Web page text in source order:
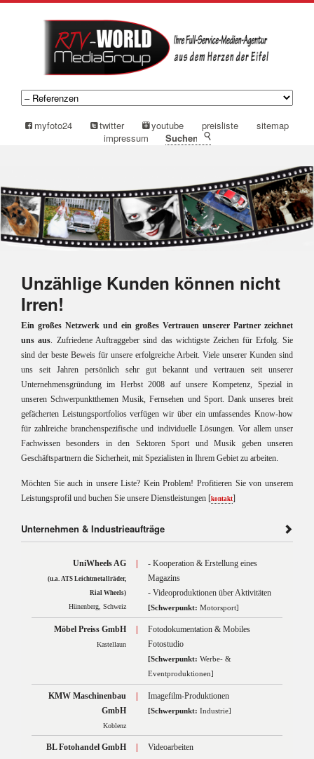
myfoto24 twitter youtube preisliste
sitemap
impressum
Unzählige Kunden können nicht
Irren!
Ein großes Netzwerk und ein großes Vertrauen unserer Partner zeichnet
uns aus
Zufriedene Auftraggeber sind das wichtigste Zeichen für Erfolg. Sie
sind der beste Beweis für unsere erfolgreiche Arbeit. Viele unserer Kunden sind
uns seit Jahren persönlich sehr gut bekannt und vertrauen seit unserer
Unternehmensgründung im Herbst 2008 auf unsere Kompetenz, Spezial in
unseren Schwerpunktthemen Musik, Fernsehen und Sport. Dank unseres breit
gefächerten Leistungsportfolios verfügen wir über ein umfassendes Know-how
für zahlreiche branchenspezifische und individuelle Lösungen. Vor allem unser
Fachwissen besonders in den Sektoren Sport und Musik geben unseren
Geschäftspartnern die Sicherheit, mit Spezialisten in Ihrem Gebiet zu arbeiten.
Möchten Sie auch in unsere Liste? Kein Problem! Profitieren Sie von unserem
Leistungsprofil und buchen Sie unsere Dienstleistungen [kontakt]
Unternehmen & Industrieaufträge
UniWheels AG
(u.a. ATS Leichtmetallräder,
Rial Wheels)
Hünenberg, Schweiz
|
- Kooperation & Erstellung eines
Magazins
- Videoproduktionen über Aktivitäten
[Schwerpunkt: Motorsport]
Möbel Preiss GmbH
Kastellaun
|
Fotodokumentation & Mobiles
Fotostudio
[Schwerpunkt: Werbe- &
Eventproduktionen]
KMW Maschinenbau
GmbH
Koblenz
| Imagefilm-Produktionen
[Schwerpunkt: Industrie]
BL Fotohandel GmbH | Videoarbeiten